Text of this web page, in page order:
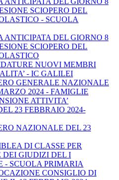
SCIOPERO DEL
- SCUOLA
ANTICIPATA DEL GIORNO 8
SCIOPERO DEL
NUOVI MEMBRI
- IC GALILEI
GENERALE NAZIONALE
2024 - FAMIGLIE
ATTIVITA’
23 FEBBRAIO 2024-
NAZIONALE DEL 23
DI CLASSE PER
DEI GIUDIZI DEL I
- SCUOLA PRIMARIA
CONSIGLIO DI